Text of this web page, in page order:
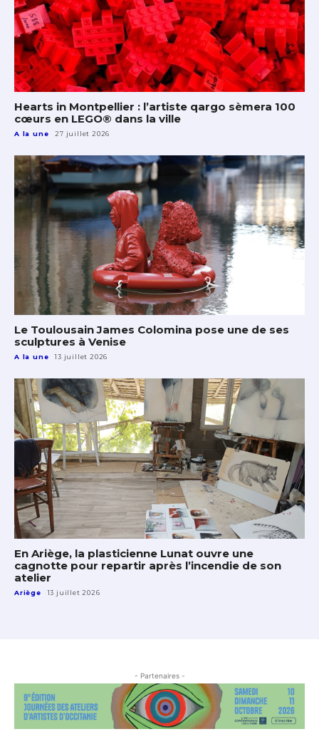
Hearts in Montpellier : l’artiste qargo sèmera 100
cœurs en LEGO® dans la ville
A la une 27 juillet 2026
Le Toulousain James Colomina pose une de ses
sculptures à Venise
A la une 13 juillet 2026
En Ariège, la plasticienne Lunat ouvre une
cagnotte pour repartir après l’incendie de son
atelier
Ariège 13 juillet 2026
- Partenaires -